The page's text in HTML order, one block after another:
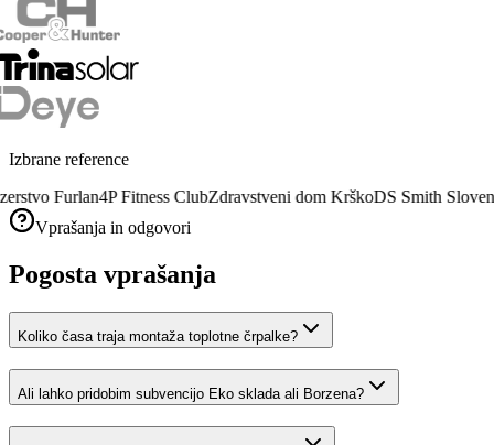
Izbrane reference
Vulkanizerstvo Furlan4P Fitness ClubZdravstveni dom KrškoDS
Vprašanja in odgovori
Pogosta vprašanja
Koliko časa traja montaža toplotne črpalke?
Ali lahko pridobim subvencijo Eko sklada ali Borzena?